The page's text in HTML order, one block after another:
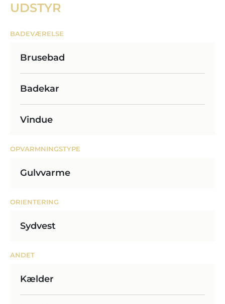
UDSTYR
BADEVÆRELSE
Brusebad
Badekar
Vindue
OPVARMNINGSTYPE
Gulvvarme
ORIENTERING
Sydvest
ANDET
Kælder